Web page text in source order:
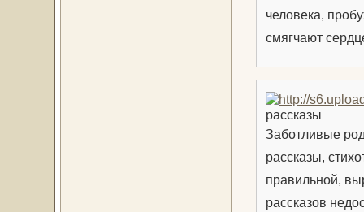
человека,
смягчают
рассказы
Заботливые
рассказы,
правильной,
рассказов